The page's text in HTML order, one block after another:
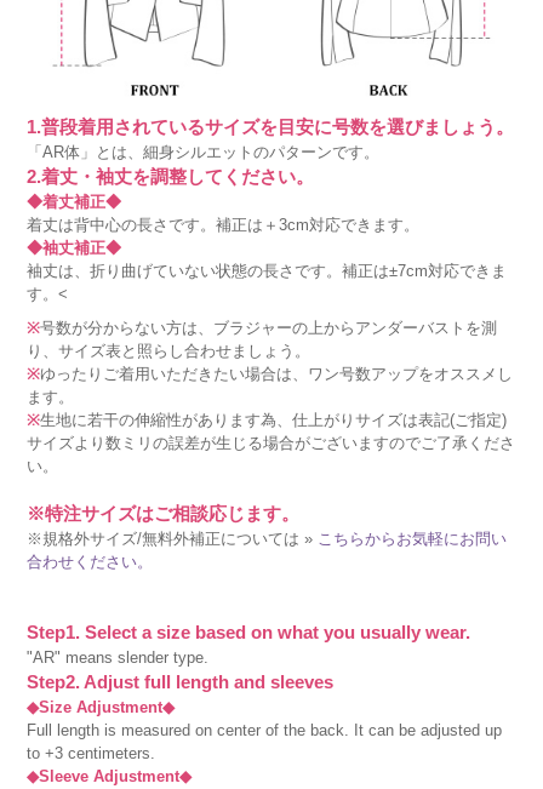
1.普段着用されているサイズを目安に号数を選びましょう。
「AR体」とは、細身シルエットのパターンです。
2.着丈・袖丈を調整してください。
◆着丈補正◆
着丈は背中心の長さです。補正は＋3cm対応できます。
◆袖丈補正◆
袖丈は、折り曲げていない状態の長さです。補正は±7cm対応できま
す。<
※号数が分からない方は、ブラジャーの上からアンダーバストを測
り、サイズ表と照らし合わせましょう。
※ゆったりご着用いただきたい場合は、ワン号数アップをオススメし
ます。
※生地に若干の伸縮性があります為、仕上がりサイズは表記(ご指定)
サイズより数ミリの誤差が生じる場合がございますのでご了承くださ
い。
※特注サイズはご相談応じます。
※規格外サイズ/無料外補正については » こちらからお気軽にお問い
合わせください。
Step1. Select a size based on what you usually wear.
"AR" means slender type.
Step2. Adjust full length and sleeves
◆Size Adjustment◆
Full length is measured on center of the back. It can be adjusted up
to +3 centimeters.
◆Sleeve Adjustment◆